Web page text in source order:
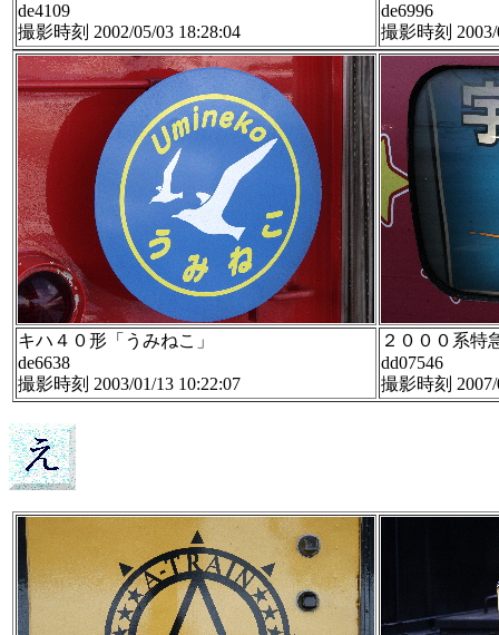
de4109
撮影時刻 2002/05/03 18:28:04
de6996
撮影時刻 2003/
キハ４０形「うみねこ」
de6638
撮影時刻 2003/01/13 10:22:07
２０００系特
dd07546
撮影時刻 2007/